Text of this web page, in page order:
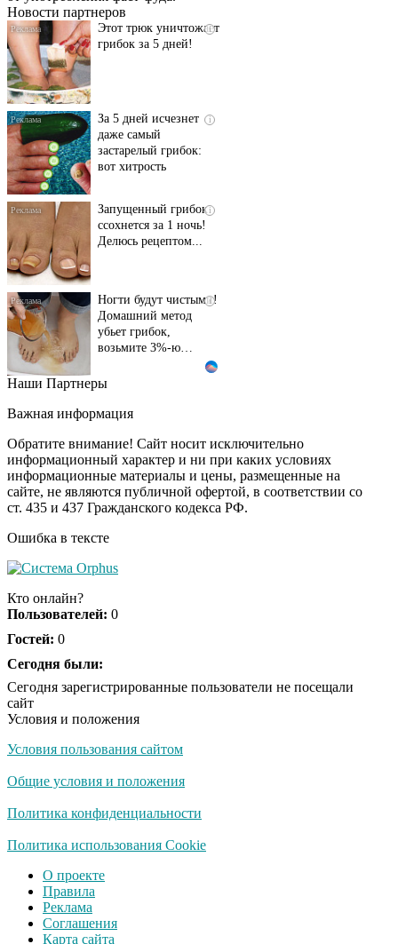
Новости партнеров
i
Этот трюк уничтожает
грибок за 5 дней!
i
За 5 дней исчезнет
даже самый
застарелый грибок:
вот хитрость
i
Запущенный грибок
ссохнется за 1 ночь!
Делюсь рецептом...
i
Ногти будут чистыми!
Домашний метод
убьет грибок,
возьмите 3%-ю…
Этот танец невесты
Пересмотрела 10 раз
i
Ролик длится пару
секунд, но вы будете в
шоке от увиденного
Ролик из Омска: вы
Ржу не переставая, это
не раз
Скрытая камера на
люди вытворяют, когда
Ролик длится
смеяться вы будете
Королева вагона
Наши Партнеры
Важная информация
Обратите внимание! Сайт носит исключительно
информационный характер и ни при каких условиях
информационные материалы и цены, размещенные на
сайте, не являются публичной офертой, в соответствии со
ст. 435 и 437 Гражданского кодекса РФ.
Ошибка в тексте
Кто онлайн?
Пользователей: 0
Гостей: 0
Сегодня были:
Сегодня зарегистрированные пользователи не посещали
сайт
Условия и положения
Условия пользования сайтом
Общие условия и положения
Политика конфиденциальности
Политика использования Cookie
О проекте
Правила
Реклама
Соглашения
Карта сайта